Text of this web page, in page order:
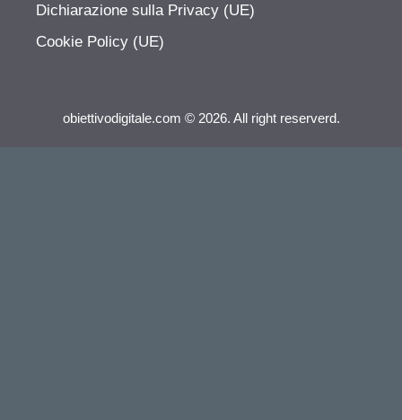
Dichiarazione sulla Privacy (UE)
Cookie Policy (UE)
obiettivodigitale.com © 2026. All right reserverd.